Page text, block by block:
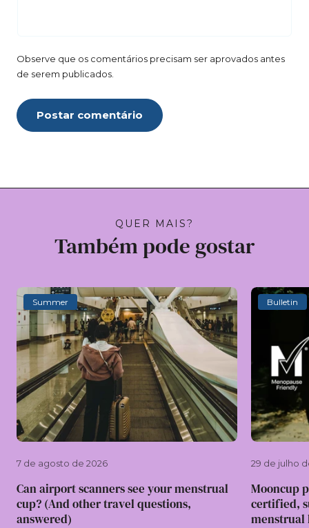
Observe que os comentários precisam ser aprovados antes
de serem publicados.
Postar comentário
QUER MAIS?
Também pode gostar
Summer
7 de agosto de 2026
Can airport scanners see your menstrual
cup? (And other travel questions,
answered)
Bulletin
29 de julho
Mooncup
certified,
menstrual